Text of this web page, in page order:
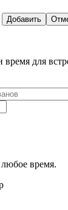
Добавить
для
время.